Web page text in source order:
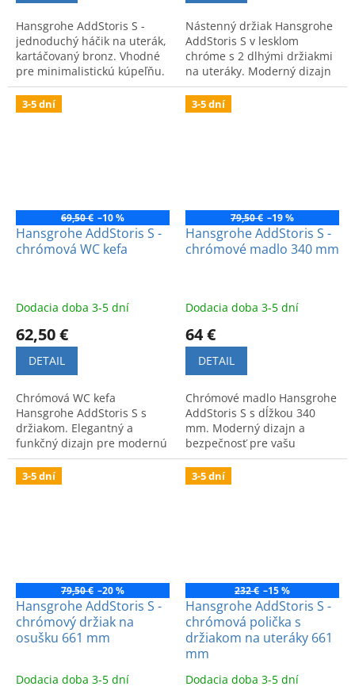
Hansgrohe AddStoris S -
jednoduchý háčik na uterák,
kartáčovaný bronz. Vhodné
pre minimalistickú kúpeľňu.
Nástenný držiak Hansgrohe
AddStoris S v lesklom
chróme s 2 dlhými držiakmi
na uteráky. Moderný dizajn
a nemecká kvalita pre vašu
kúpeľňu.
3-5 dní
69,50 € –10 %
Hansgrohe AddStoris S -
chrómová WC kefa
Dodacia doba 3-5 dní
62,50 €
DETAIL
Chrómová WC kefa
Hansgrohe AddStoris S s
držiakom. Elegantný a
funkčný dizajn pre modernú
kúpeľňu. Kvalitné
spracovanie na každodenné
použitie.
3-5 dní
79,50 € –19 %
Hansgrohe AddStoris S -
chrómové madlo 340 mm
Dodacia doba 3-5 dní
64 €
DETAIL
Chrómové madlo Hansgrohe
AddStoris S s dĺžkou 340
mm. Moderný dizajn a
bezpečnosť pre vašu
kúpeľňu. Kvalitné nemecké
spracovanie.
3-5 dní
79,50 € –20 %
Hansgrohe AddStoris S -
chrómový držiak na
osušku 661 mm
Dodacia doba 3-5 dní
3-5 dní
232 € –15 %
Hansgrohe AddStoris S -
chrómová polička s
držiakom na uteráky 661
mm
Dodacia doba 3-5 dní